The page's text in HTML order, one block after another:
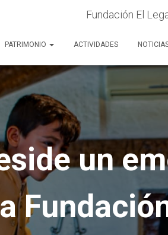
Fundación El
PATRIMONIO ACTIVIDADES
un